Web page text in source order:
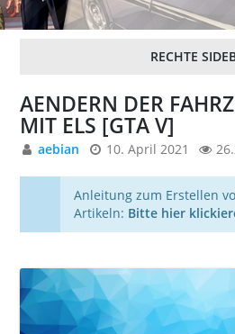
AENDERN DER
MIT ELS [GTA V]
aebian 10. April 2021
Anleitung zum Erstellen
Artikeln: Bitte hier